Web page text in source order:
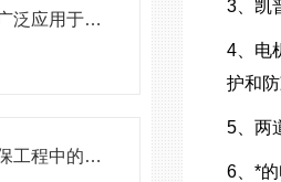
不锈钢潜水搅拌器：广泛应用于污水处理与化学工程
剩余污泥回流泵在环保工程中的应用前景
3、凯
4、电
护和
5、两
6、*